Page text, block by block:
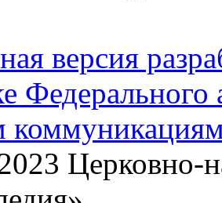
версия
Федерального
Церковно-